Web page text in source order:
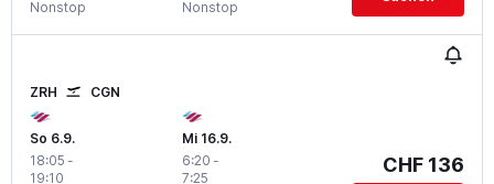
Nonstop Nonstop
ZRH CGN
So 6.9.
18:05 -
19:10
Mi 16.9.
6:20 -
7:25
CHF 136